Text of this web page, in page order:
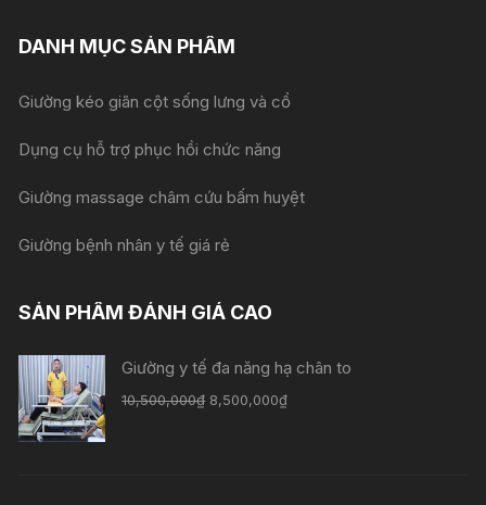
DANH MỤC SẢN PHẨM
Giường kéo giãn cột sống lưng và cổ
Dụng cụ hỗ trợ phục hồi chức năng
Giường massage châm cứu bấm huyệt
Giường bệnh nhân y tế giá rẻ
SẢN PHẨM ĐÁNH GIÁ CAO
Giường y tế đa năng hạ chân to
10,500,000₫ 8,500,000₫